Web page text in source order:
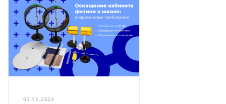
03.12.2024